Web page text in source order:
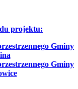
projektu:
Gminy
Gminy